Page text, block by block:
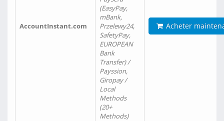
AccountInstant.com
(EasyPay,
mBank,
Przelewy24,
SafetyPay,
EUROPEAN
Bank
Transfer) /
Payssion,
Giropay /
Local
Methods
(20+
Methods)
Acheter